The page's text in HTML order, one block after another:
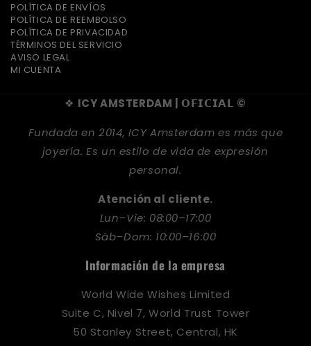
POLÍTICA DE ENVÍOS
POLÍTICA DE REEMBOLSO
POLÍTICA DE PRIVACIDAD
TÉRMINOS DEL SERVICIO
AVISO LEGAL
MI CUENTA
❖ ICY AMSTERDAM | 𝗢𝗙𝗜𝗖𝗜𝗔𝗟 ©
Fundada en 2014, ICY Amsterdam es más que
joyería. Es un estilo de vida de expresión
personal.
Atención al cliente.
Lun–Vie: 08:00–17:00
Sáb–Dom: 10:00–16:00
Información de la empresa
World Wide Wishes Limited
Suite C, Nivel 7, World Trust Tower
50 Stanley Street, Central, HK